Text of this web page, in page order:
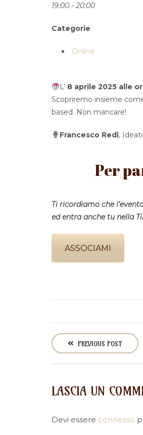
19:00 - 20:00
Categorie
Online
L’ 8 aprile 2025 alle
Scopriremo insieme
based. Non mancare!
Francesco Redi,
Per
Ti ricordiamo che
ed entra anche tu nella
ASSOCIAMI
o
s
t
a
i
PREVIOUS POST
LASCIA UN
Devi essere connesso